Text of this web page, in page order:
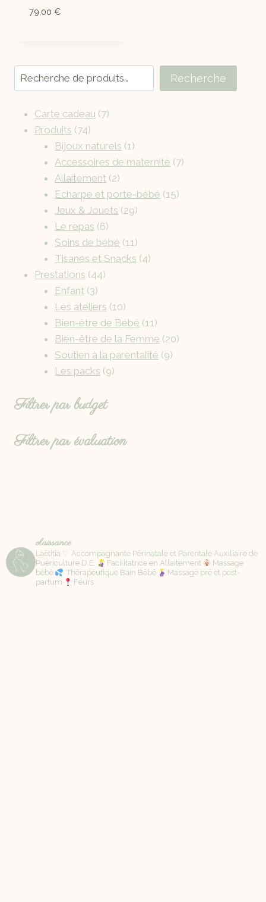
79,00 €
Recherche
Carte cadeau 7
Produits 74
Bijoux naturels 1
Accessoires de maternité 7
Allaitement 2
Echarpe et porte-bébé 15
Jeux & Jouets 29
Le repas 6
Soins de bébé 11
Tisanes et Snacks 4
Prestations 44
Enfant 3
Les ateliers 10
Bien-être de Bébé 11
Bien-être de la Femme 20
Soutien à la parentalité 9
Les packs 9
Filtrer par budget
Filtrer par évaluation
olaissance
Laëtitia ♡ Accompagnante Périnatale et Parentale Auxiliaire de
Puériculture D.E.
Facilitatrice en Allaitement
Massage
bébé
Thérapeutique Bain Bébé
Massage pré et post-
partum
Feurs